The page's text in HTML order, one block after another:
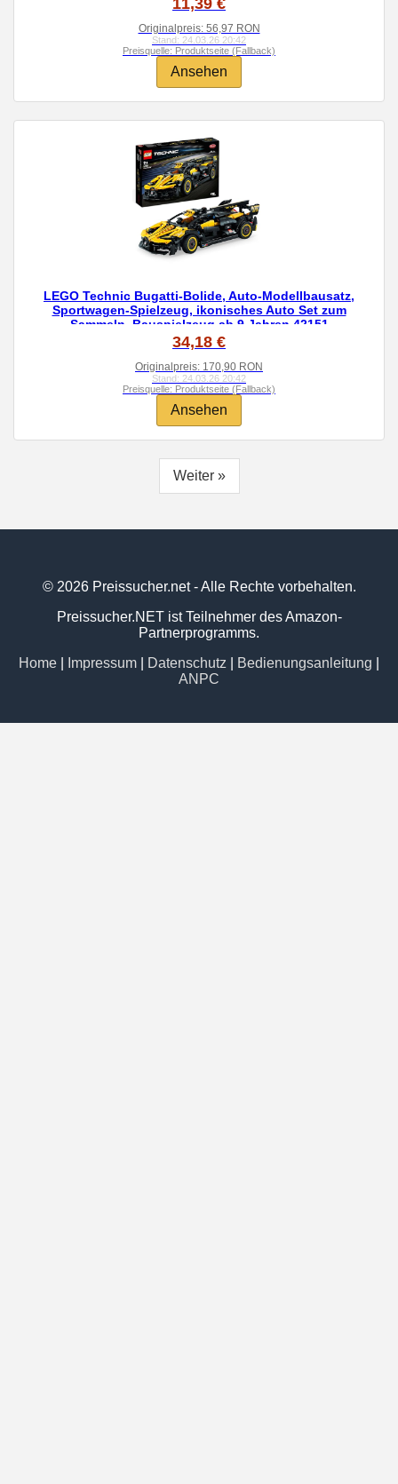
Originalpreis: 56,97 RON
Stand: 24.03.26 20:42
Preisquelle: Produktseite (Fallback)
Ansehen
LEGO Technic Bugatti-Bolide, Auto-Modellbausatz,
Sportwagen-Spielzeug, ikonisches Auto Set zum
Sammeln, Bauspielzeug ab 9 Jahren 42151
34,18 €
Originalpreis: 170,90 RON
Stand: 24.03.26 20:42
Preisquelle: Produktseite (Fallback)
Ansehen
Weiter »
© 2026 Preissucher.net - Alle Rechte vorbehalten.
Preissucher.NET ist Teilnehmer des Amazon-
Partnerprogramms.
Home
Impressum Datenschutz Bedienungsanleitung
ANPC